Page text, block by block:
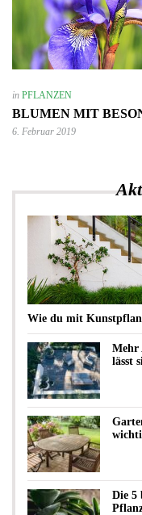
in PFLANZEN
BLUMEN MIT
6. Februar 2019
Wie du mit
Mehr
lässt
Die 5